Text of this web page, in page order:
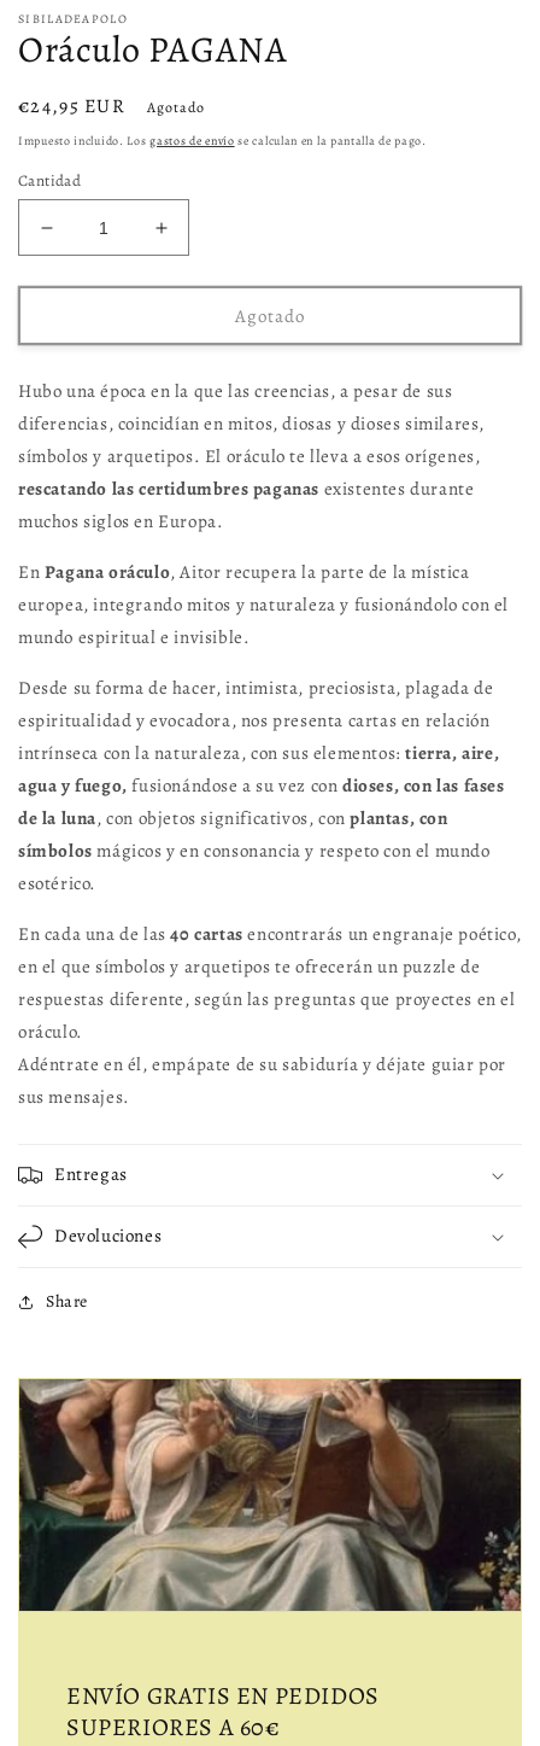
SIBILADEAPOLO
Oráculo PAGANA
Precio
habitual
€24,95 EUR Agotado
Impuesto incluido. Losgastos de envío se calculan en la pantalla de pago.
Cantidad
Reducir
cantidad
para
PAGANA
Aumentar
cantidad
para
PAGANA
Agotado
Hubo una época en la que las creencias, a pesar de sus
diferencias, coincidían en mitos, diosas y dioses similares,
símbolos y arquetipos. El oráculo te lleva a esos orígenes,
rescatando las certidumbres paganas existentes durante
muchos siglos en Europa.
En Pagana oráculo, Aitor recupera la parte de la mística
europea, integrando mitos y naturaleza y fusionándolo con el
mundo espiritual e invisible.
Desde su forma de hacer, intimista, preciosista, plagada de
espiritualidad y evocadora, nos presenta cartas en relación
intrínseca con la naturaleza, con sus elementos:tierra, aire,
agua y fuego, fusionándose a su vez condioses, con las fases
de la luna, con objetos significativos, conplantas, con
símbolosmágicos y en consonancia y respeto con el mundo
esotérico.
En cada una de las40 cartas encontrarás un engranaje poético,
en el que símbolos y arquetipos te ofrecerán un puzzle de
respuestas diferente , según las preguntas que proyectes en el
oráculo.
Adéntrate en él, empápate de su sabiduría y déjate guiar por
sus mensajes.
Entregas
Devoluciones
Share
ENVÍO GRATIS EN PEDIDOS
SUPERIORES A 60€